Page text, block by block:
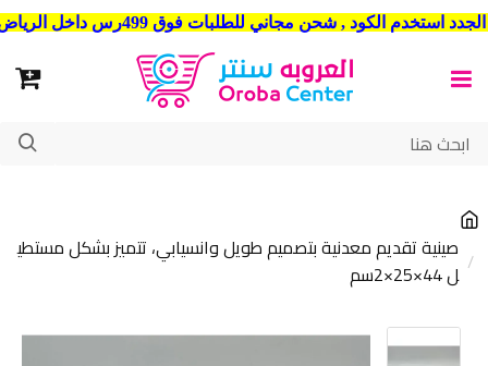
شحن مجاني للطلبات فوق 499رس داخل الرياض . وشحن الي جميع مدن المملكة العربية السعودية
صينية تقديم معدنية بتصميم طويل وانسيابي، تتميز بشكل مستطي
ل 44×25×2سم